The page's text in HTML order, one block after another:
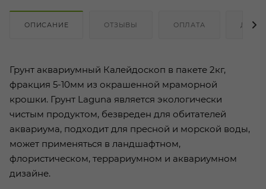
ОПИСАНИЕ ОТЗЫВЫ ОПЛАТА
Грунт аквариумный Калейдоскоп в пакете 2кг,
фракция 5-10мм из окрашенной мраморной
крошки. Грунт Laguna является экологически
чистым продуктом, безвреден для обитателей
аквариума, подходит для пресной и морской воды,
может применяться в ландшафтном,
флористическом, террариумном и аквариумном
дизайне.